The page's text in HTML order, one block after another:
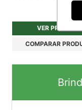
VER PRODUTO
COMPARAR